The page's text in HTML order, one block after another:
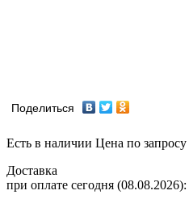
Поделиться
Есть в наличии Цена по запросу
Доставка
при оплате сегодня (08.08.2026):